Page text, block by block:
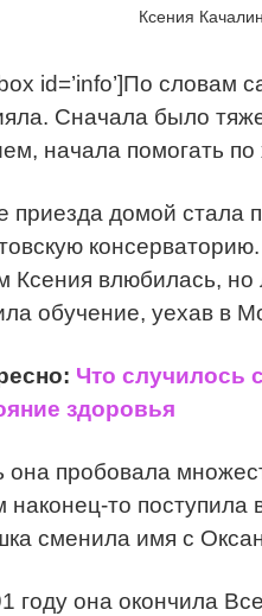
Ксения
id=’info’]По словам
Сначала было
начала помогать
приезда домой стала
Ксения влюбилась,
обучение, уехав в
Что случилось
здоровья
она пробовала
наконец-то поступила
сменила имя с
году она окончила